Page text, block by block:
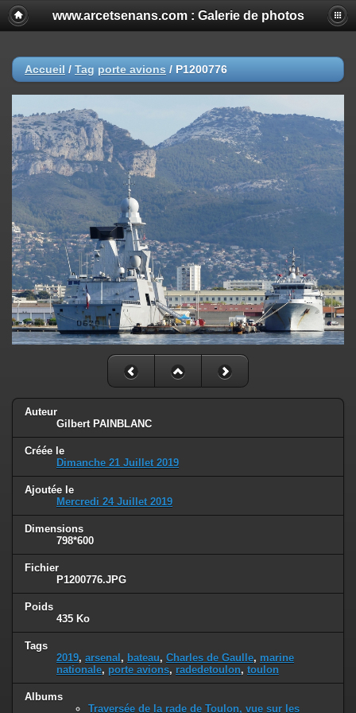
www.arcetsenans.com : Galerie de photos
Accueil / Tag porte avions / P1200776
Auteur
Gilbert PAINBLANC
Créée le
Dimanche 21 Juillet 2019
Ajoutée le
Mercredi 24 Juillet 2019
Dimensions
798*600
Fichier
P1200776.JPG
Poids
435 Ko
Tags
2019, arsenal, bateau, Charles de Gaulle, marine
nationale, porte avions, radedetoulon, toulon
Albums
Traversée de la rade de Toulon, vue sur les